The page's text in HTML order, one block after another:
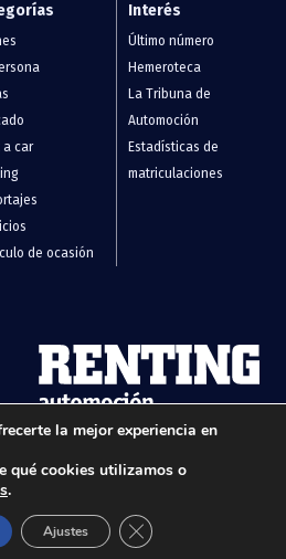
a car
de ocasión
Interés
Último número
Hemeroteca
La Tribuna de
Automoción
Estadísticas de
matriculaciones
Flotas, renting y vehículos de
la mejor experiencia en
qué cookies utilizamos o
.
Ajustes Cerrar el banner de